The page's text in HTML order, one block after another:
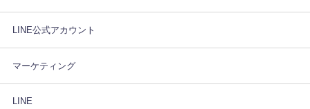
LINE公式アカウント
マーケティング
LINE